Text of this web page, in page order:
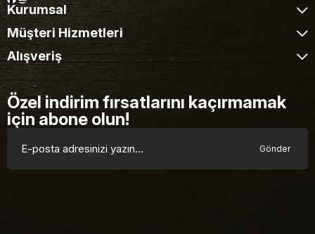
Kurumsal
Müşteri Hizmetleri
Alışveriş
Özel indirim fırsatlarını kaçırmamak
için abone olun!
Gönder